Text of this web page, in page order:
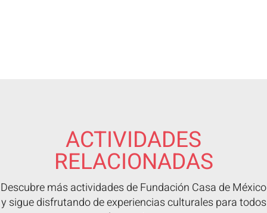
ACTIVIDADES
RELACIONADAS
Descubre más actividades de Fundación Casa de México
y sigue disfrutando de experiencias culturales para todos